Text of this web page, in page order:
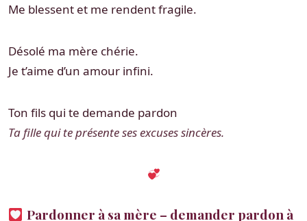
Me blessent et me rendent fragile.
Désolé ma mère chérie.
Je t’aime d’un amour infini.
Ton fils qui te demande pardon
Ta fille qui te présente ses excuses sincères.
Pardonner à sa mère – demander pardon à